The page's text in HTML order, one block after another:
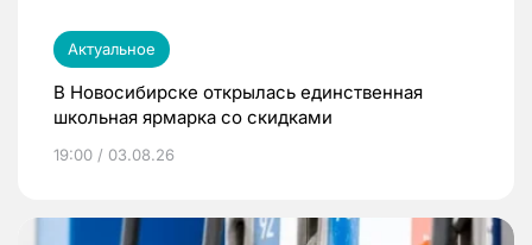
Актуальное
В Новосибирске открылась единственная
школьная ярмарка со скидками
19:00 / 03.08.26